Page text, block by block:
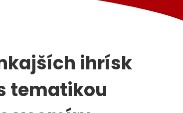
ihrísk
tematikou